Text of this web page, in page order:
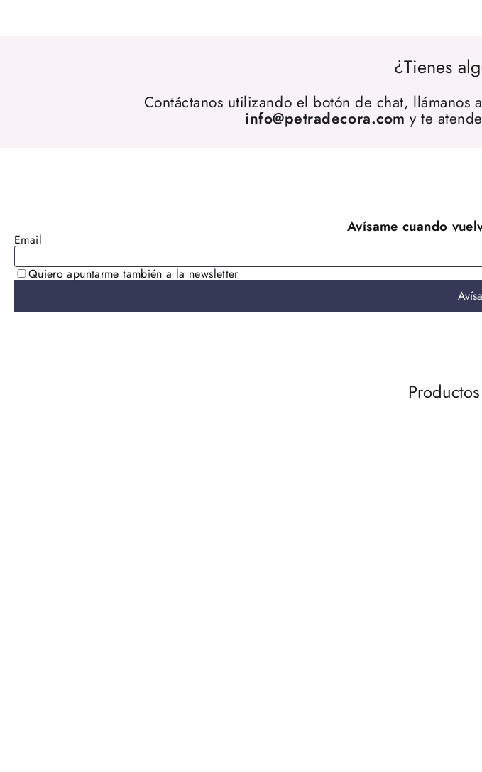
¿Tienes
Contáctanos utilizando el botón de chat,
info@petradecora.com y te